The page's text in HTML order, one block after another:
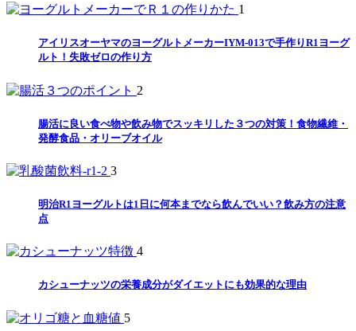
1
アイリスオーヤマのヨーグルトメーカーIYM-013で手作りR1ヨーグ
ルト！失敗ゼロの作り方
2
腸活に良い食べ物や飲み物でスッキリした３つの対策！食物繊維・
発酵食品・オリーブオイル
3
明治R1ヨーグルトは1日に何本までなら飲んでいい？飲み方の注意
点
4
カシューナッツの栄養成分がダイエットにも効果的な理由
5